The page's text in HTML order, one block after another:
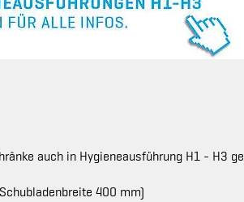
auch in Hygieneausführung H1 - H3
400 mm)